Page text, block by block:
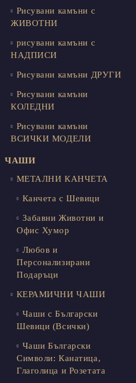
Рисувани камъни с
ЖИВОТНИ
рисувани камъни с
НАДПИСИ
Рисувани камъни ДРУГИ
Рисувани камъни
КОЛЕДНИ
Рисувани камъни
ВСИЧКИ МОДЕЛИ
ЧАШИ
МЕТАЛНИ КАНЧЕТА
Канчета с Шевици
Забавни Животни и
Офис Хумор
Любов и
Персонализирани
Подаръци
КЕРАМИЧНИ ЧАШИ
Чаши с Български
Шевици (Всички)
Чаши Български
Символи: Канатица,
Глаголица и Розетата